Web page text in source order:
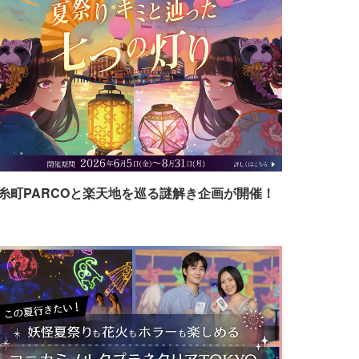
町PARCOと楽天地を巡る謎解き企画が開催！